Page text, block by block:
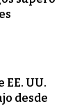
UU.
desde